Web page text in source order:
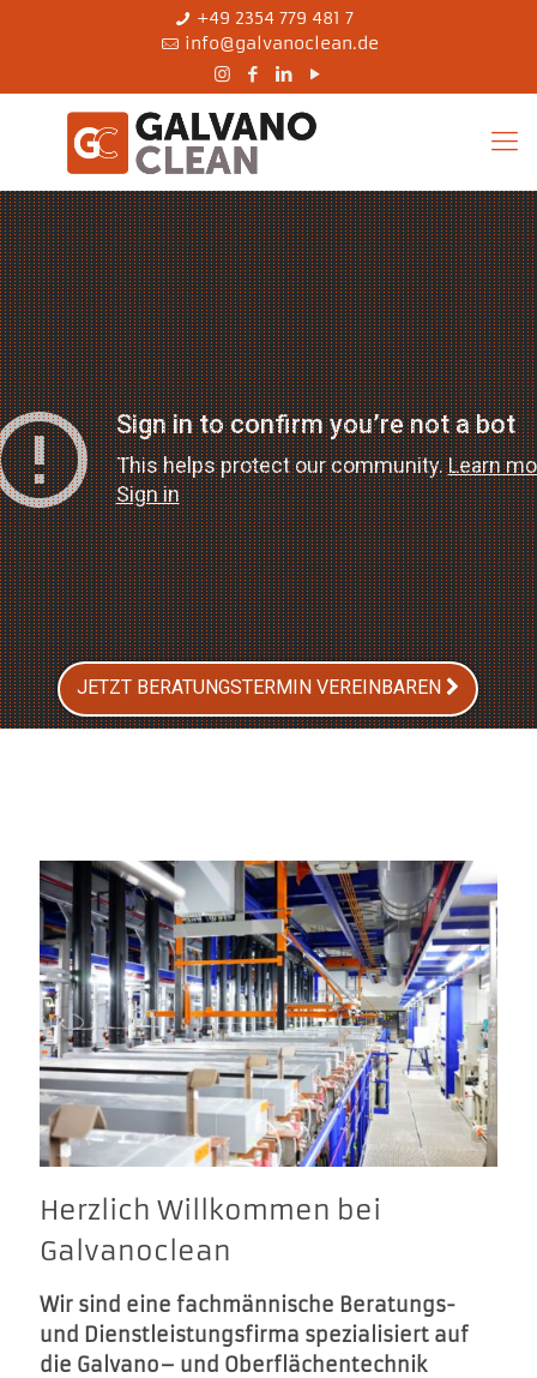
+49 ‎2354 779 481 7
info@galvanoclean.de
JETZT BERATUNGSTERMIN VEREINBAREN
Herzlich Willkommen bei
Galvanoclean
Wir sind eine fachmännische Beratungs-
und Dienstleistungsfirma spezialisiert auf
die Galvano– und Oberflächentechnik